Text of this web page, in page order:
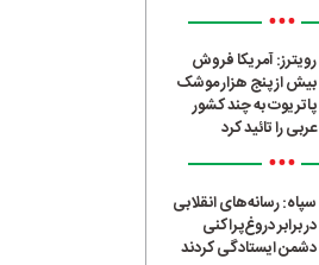
•••
رویترز: آمریکا فروش
بیش از پنج هزار موشک
پاتریوت به چند کشور
عربی را تائید کرد
•••
سپاه: رسانه‌های انقلابی
در برابر دروغ‌پراکنی
دشمن ایستادگی کردند